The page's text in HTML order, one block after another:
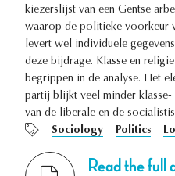
kiezerslijst van een Gentse
waarop de politieke voorkeur
levert wel individuele
deze bijdrage. Klasse en
begrippen in de analyse. Het
partij blijkt veel minder klasse-
van de liberale en de
Sociology
Politics
Read the full